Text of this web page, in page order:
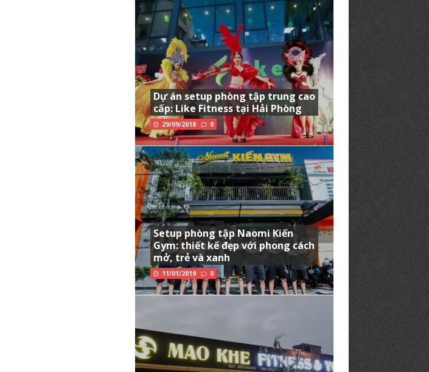
Dự án setup phòng tập trung cao
cấp: Like Fitness tại Hải Phòng
29/09/2018 0
Setup phòng tập Naomi Kiến
Gym: thiết kế đẹp với phong cách
mở, trẻ và xanh
11/01/2019 0